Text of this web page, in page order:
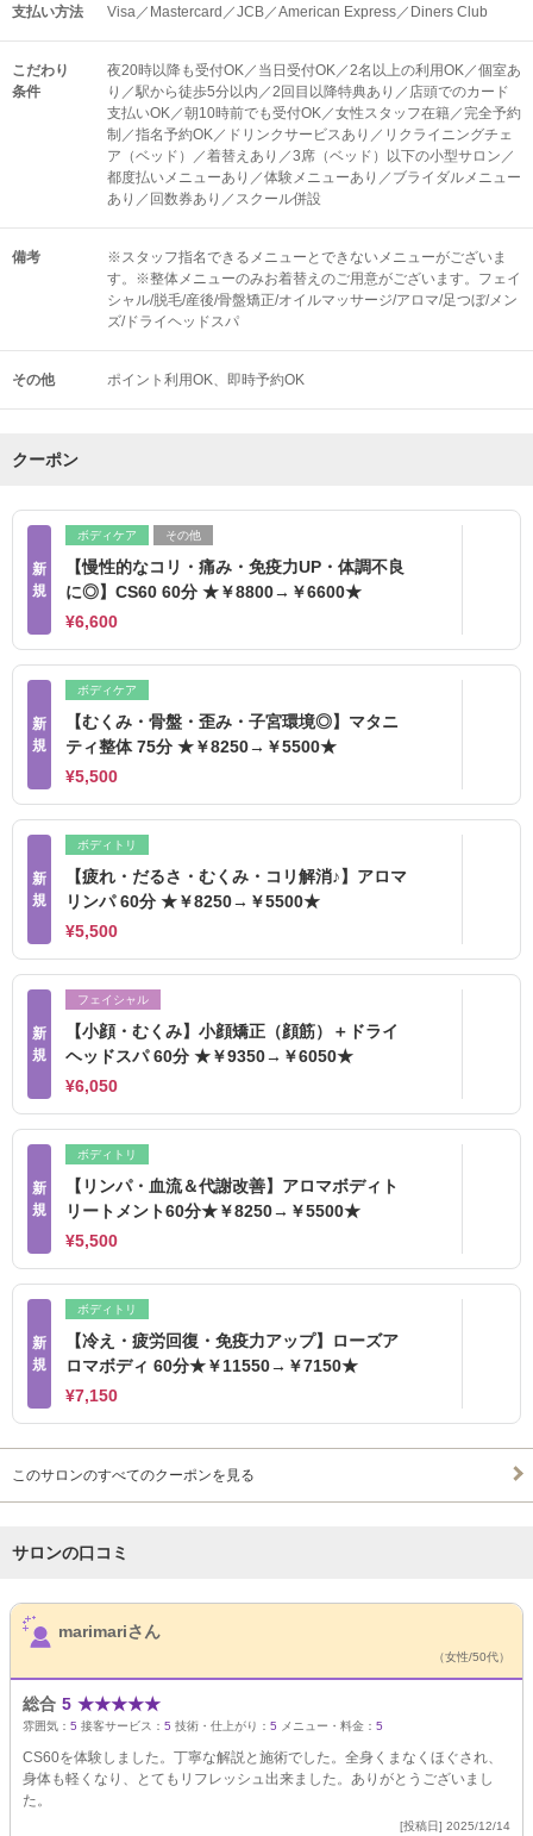
支払い方法 Visa／Mastercard／JCB／American Express／Diners Club
こだわり
条件
夜20時以降も受付OK／当日受付OK／2名以上の利用OK／個室あ
り／駅から徒歩5分以内／2回目以降特典あり／店頭でのカード
支払いOK／朝10時前でも受付OK／女性スタッフ在籍／完全予約
制／指名予約OK／ドリンクサービスあり／リクライニングチェ
ア（ベッド）／着替えあり／3席（ベッド）以下の小型サロン／
都度払いメニューあり／体験メニューあり／ブライダルメニュー
あり／回数券あり／スクール併設
備考
※スタッフ指名できるメニューとできないメニューがございま
す。※整体メニューのみお着替えのご用意がございます。フェイ
シャル/脱毛/産後/骨盤矯正/オイルマッサージ/アロマ/足つぼ/メン
ズ/ドライヘッドスパ
その他 ポイント利用OK 即時予約OK
クーポン
新
規
ボディケア その他
【慢性的なコリ・痛み・免疫力UP・体調不良
に◎】CS60 60分 ★￥8800→￥6600★
¥6,600
新
規
ボディケア
【むくみ・骨盤・歪み・子宮環境◎】マタニ
ティ整体 75分 ★￥8250→￥5500★
¥5,500
新
規
ボディトリ
【疲れ・だるさ・むくみ・コリ解消♪】アロマ
リンパ 60分 ★￥8250→￥5500★
¥5,500
新
規
フェイシャル
【小顔・むくみ】小顔矯正（顔筋）＋ドライ
ヘッドスパ 60分 ★￥9350→￥6050★
¥6,050
新
規
ボディトリ
【リンパ・血流＆代謝改善】アロマボディト
リートメント60分★￥8250→￥5500★
¥5,500
新
規
ボディトリ
【冷え・疲労回復・免疫力アップ】ローズア
ロマボディ 60分★￥11550→￥7150★
¥7,150
このサロンのすべてのクーポンを見る
サロンの口コミ
サロンPick Up
marimariさん
（女性/50代）
総合 5 ★★★★★
雰囲気： 5 接客サービス： 5 技術・仕上がり： 5 メニュー・料金： 5
CS60を体験しました。丁寧な解説と施術でした。全身くまなくほぐされ、
身体も軽くなり、とてもリフレッシュ出来ました。ありがとうございまし
た。
[投稿日] 2025/12/14